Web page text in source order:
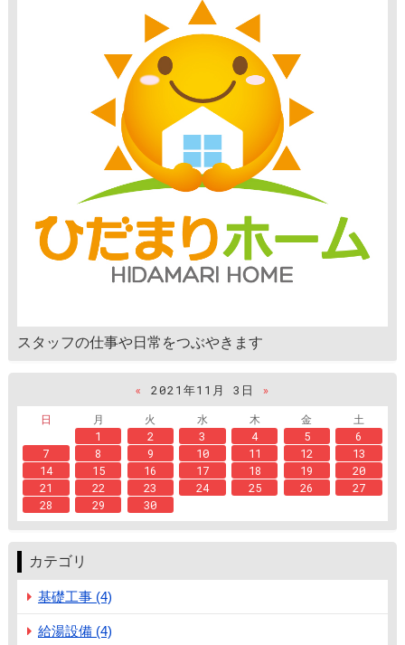
スタッフの仕事や日常をつぶやきます
« 2021年11月 3日
»
日
月 火 水 木 金
土
1
2 3 4 5
6
7
8 9 10 11 12
13
14
15 16 17 18 19
20
21
22 23 24 25 26
27
28
29 30
カテゴリ
基礎工事 (4)
給湯設備 (4)